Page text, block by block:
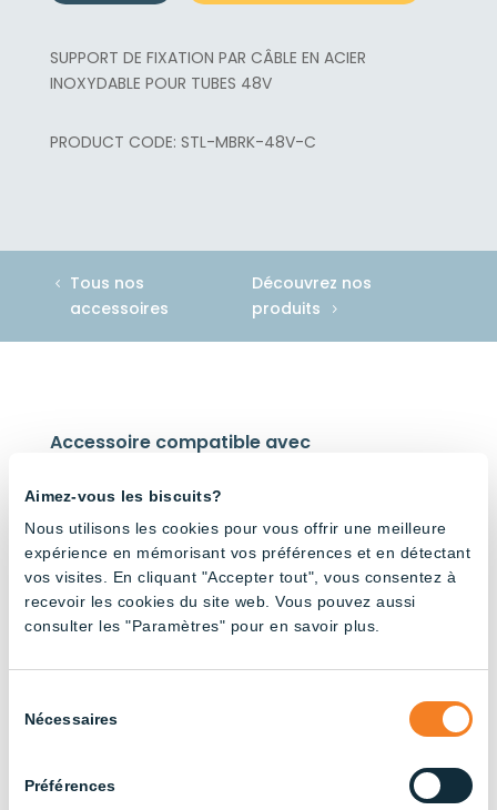
Aimez-vous les biscuits?
Nous utilisons les cookies pour vous offrir une meilleure
expérience en mémorisant vos préférences et en détectant
vos visites. En cliquant "Accepter tout", vous consentez à
recevoir les cookies du site web. Vous pouvez aussi
consulter les "Paramètres" pour en savoir plus.
duNécessaires
Préférences
SUPPORT DE FIXATION PAR CÂBLE EN ACIER
INOXYDABLE POUR TUBES 48V
STL-MBRK-48V-C
Tous nos
accessoires
Découvrez nos
produits
Accessoire compatible avec
Tube
48V –
Tube
48V –
et blanc